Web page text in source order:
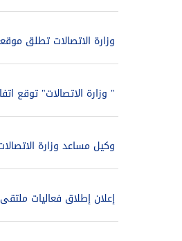
وزارة الاتصالات تطلق
" وزارة الاتصالات" توقع
وكيل مساعد وزارة
إعلان إطلاق فعاليات ملتقى